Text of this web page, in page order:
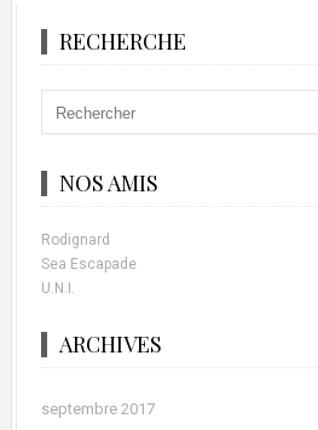
RECHERCHE
NOS AMIS
Rodignard
Sea Escapade
U.N.I.
ARCHIVES
septembre 2017